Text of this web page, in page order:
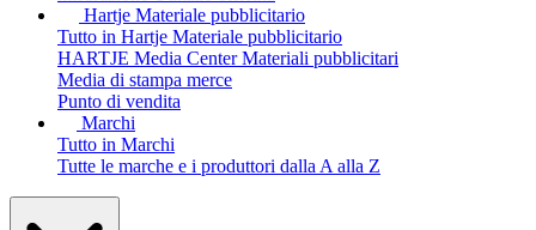
Hartje Materiale pubblicitario
Tutto in Hartje Materiale pubblicitario
HARTJE Media Center Materiali pubblicitari
Media di stampa merce
Punto di vendita
Marchi
Tutto in Marchi
Tutte le marche e i produttori dalla A alla Z